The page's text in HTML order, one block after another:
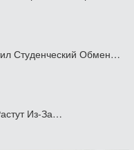
Студенческий Обмен…
Из-За…